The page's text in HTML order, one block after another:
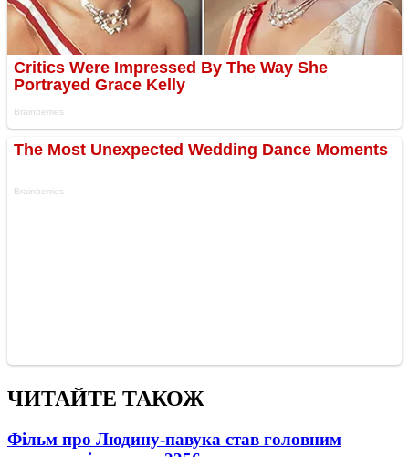
ЧИТАЙТЕ ТАКОЖ
Фільм про Людину-павука став головним